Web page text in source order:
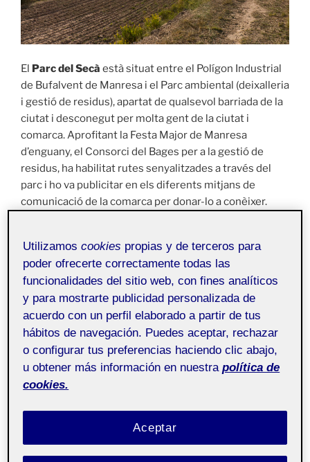
El Parc del Secà està situat entre el Polígon Industrial
de Bufalvent de Manresa i el Parc ambiental (deixalleria
i gestió de residus), apartat de qualsevol barriada de la
ciutat i desconegut per molta gent de la ciutat i
comarca. Aprofitant la Festa Major de Manresa
d’enguany, el Consorci del Bages per a la gestió de
residus, ha habilitat rutes senyalitzades a través del
parc i ho va publicitar en els diferents mitjans de
comunicació de la comarca per donar-lo a conèixer.
d’aproximadament 1 quilòmetre de recorregut
cadascun i connectats entre ells, han estat pensats per
tenir contacte amb la natura, l’agricultura tradicional i
valorar el conreu de secà, molt important a la comarca
del Bages. Els itineraris inviten a l’usuari a descobrir i
caminar entre conreus de secà (vinya, oliveres o
ametllers), barraques de vinya, els antics canals de
pedra per canalitzar l’aigua, tines d’aigua o els murs de
pedra seca.
A causa de la seva situació geogràfica, els itineraris
aprofiten per travessar els diferents nivells que van
construir els pagesos per poder conrear les vinyes tot i
Utilizamoscookies propias y de terceros para
poder ofrecerte correctamente todas las
funcionalidades del sitio web, con fines analíticos
y para mostrarte publicidad personalizada de
acuerdo con un perfil elaborado a partir de tus
hábitos de navegación. Puedes aceptar, rechazar
o configurar tus preferencias haciendo clic abajo,
u obtener más información en nuestra política de
cookies.
Aceptar